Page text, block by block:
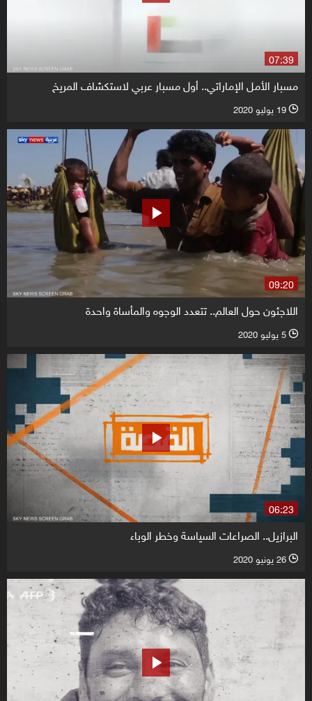
07:39
مسبار الأمل الإماراتي.. أول مسبار عربي لاستكشاف المريخ
l 19 يوليو 2020
09:20
اللاجئون حول العالم.. تتعدد الوجوه والمأساة واحدة
l 5 يوليو 2020
06:23
البرازيل.. الصراعات السياسة وخطر الوباء
l 26 يونيو 2020